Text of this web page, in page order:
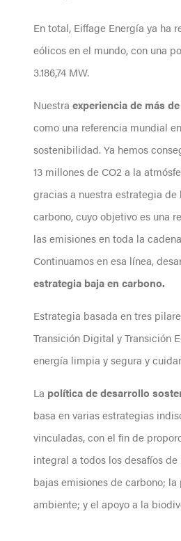
En total, Eiffage Energía ya ha
eólicos en el mundo, con una
3.186,74 MW.
Nuestra experiencia de más
como una referencia mundial
sostenibilidad. Ya hemos
13 millones de CO2 a la
gracias a nuestra estrategia
carbono, cuyo objetivo es una
las emisiones en toda la
Continuamos en esa línea,
estrategia baja en carbono.
Estrategia basada en tres
Transición Digital y Transición
energía limpia y segura y
La política de desarrollo
basa en varias estrategias
vinculadas, con el fin de
integral a todos los desafíos
bajas emisiones de carbono;
ambiente; y el apoyo a la